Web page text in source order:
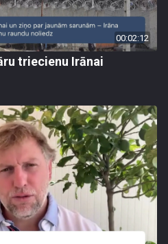
00:02:12
triecienu Irānai